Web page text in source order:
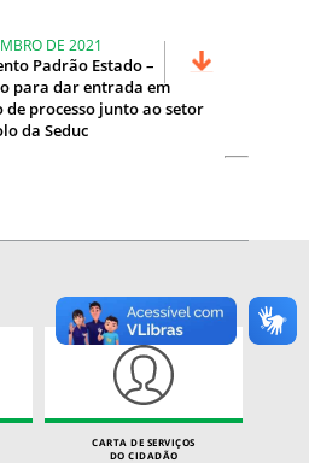
DE 2021
Padrão Estado –
para dar entrada em
de processo junto ao setor
da Seduc
CARTA DE SERVIÇOS
DO CIDADÃO